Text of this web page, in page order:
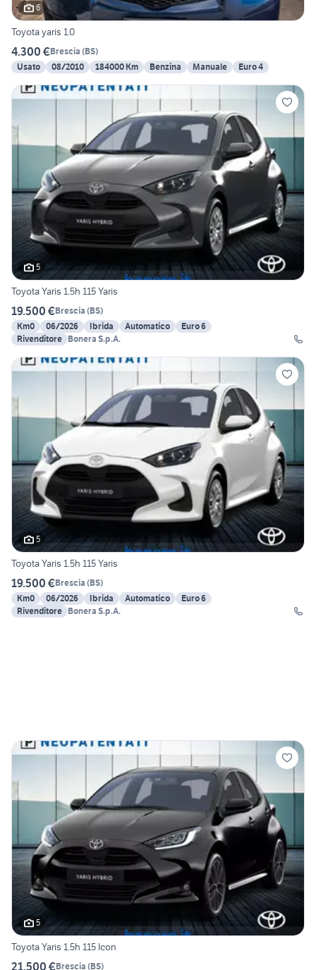
6
Toyota yaris 1.0
4.300 €Brescia (BS)
Usato
08/2010 184000 Km Benzina Manuale Euro 4
5
Toyota Yaris 1.5h 115 Yaris
19.500 €Brescia (BS)
Km0
06/2026 Ibrida Automatico
Euro 6
Rivenditore Bonera S.p.A.
5
Toyota Yaris 1.5h 115 Yaris
19.500 €Brescia (BS)
Km0
06/2026 Ibrida Automatico
Euro 6
Rivenditore Bonera S.p.A.
5
Toyota Yaris 1.5h 115 Icon
21.500 €Brescia (BS)